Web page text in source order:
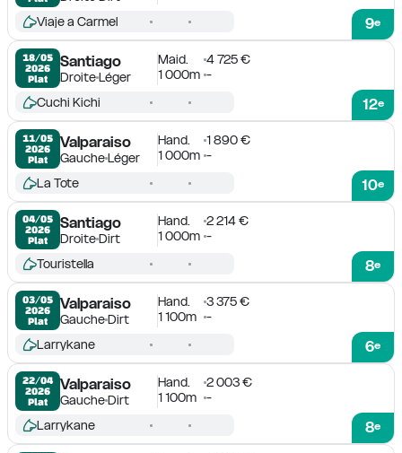
9e
Viaje a Carmel
18/05
2026
Plat
Santiago
DroiteLéger
Maid.
4 725 €
1 000m -
12e
Cuchi Kichi
11/05
2026
Plat
Valparaiso
GaucheLéger
Hand.
1 890 €
1 000m -
10e
La Tote
04/05
2026
Plat
Santiago
DroiteDirt
Hand.
2 214 €
1 000m -
8e
Touristella
03/05
2026
Plat
Valparaiso
GaucheDirt
Hand.
3 375 €
1 100m
-
6e
Larrykane
22/04
2026
Plat
Valparaiso
GaucheDirt
Hand.
2 003 €
1 100m
-
8e
Larrykane